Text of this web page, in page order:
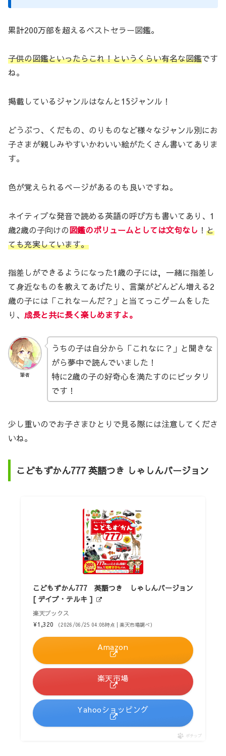
累計200万部を超えるベストセラー図鑑。
子供の図鑑といったらこれ！というくらい有名な図鑑です
ね。
掲載しているジャンルはなんと15ジャンル！
どうぶつ、くだもの、のりものなど様々なジャンル別にお
子さまが親しみやすいかわいい絵がたくさん書いてありま
す。
色が覚えられるページがあるのも良いですね。
ネイティブな発音で読める英語の呼び方も書いてあり、1
歳2歳の子向けの図鑑のボリュームとしては文句なし ！ と
ても充実しています。
指差しができるようになった1歳の子には，一緒に指差し
て身近なものを教えてあげたり、言葉がどんどん増える2
歳の子には「これなーんだ？」と当てっこゲームをした
り、 成長と共に長く楽しめますよ。
筆者
うちの子は自分から「これなに？」と聞きな
がら夢中で読んでいました！
特に2歳の子の好奇心を満たすのにピッタリ
です！
少し重いのでお子さまひとりで見る際には注意してくださ
いね。
こどもずかん777 英語つき しゃしんバージョン
こどもずかん777 英語つき しゃしんバージョン
[ デイブ・テルキ ]
楽天ブックス
¥1,320
（2026/06/25 04:08時点 | 楽天市場調べ）
Amazon
楽天市場
Yahooショッピング
ポチップ